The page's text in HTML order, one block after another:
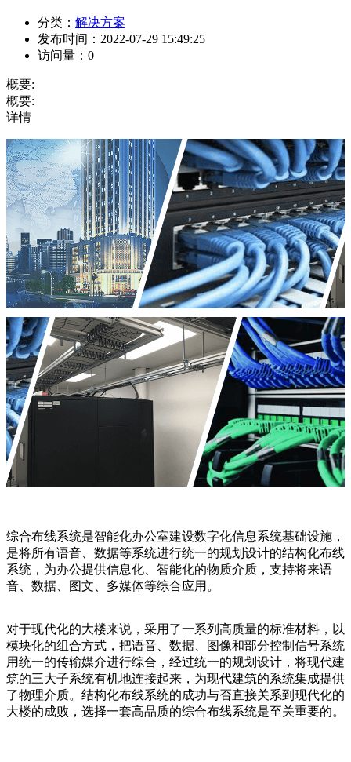
分类： 解决方案
发布时间： 2022-07-29 15:49:25
访问量： 0
概要:
概要:
详情
综合布线系统是智能化办公室建设数字化信息系统基础设施，
是将所有语音、数据等系统进行统一的规划设计的结构化布线
系统，为办公提供信息化、智能化的物质介质，支持将来语
音、数据、图文、多媒体等综合应用。
对于现代化的大楼来说，采用了一系列高质量的标准材料，以
模块化的组合方式，把语音、数据、图像和部分控制信号系统
用统一的传输媒介进行综合，经过统一的规划设计，将现代建
筑的三大子系统有机地连接起来，为现代建筑的系统集成提供
了物理介质。结构化布线系统的成功与否直接关系到现代化的
大楼的成败，选择一套高品质的综合布线系统是至关重要的。